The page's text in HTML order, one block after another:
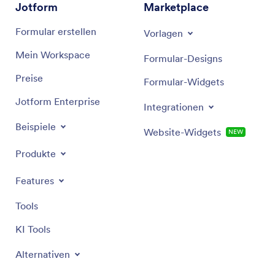
Sales-Teams
verfolgen Leads und führen Follow-
Eventplaner
organisieren Tasks und Zeitpläne
Jotform
Formular erstellen
Mein Workspace
Preise
Jotform Enterprise
Beispiele
Produkte
Features
Tools
KI Tools
Alternativen
Marketplace
Vorlagen
Formular-Designs
Formular-Widgets
Integrationen
Website-Widgets NEW